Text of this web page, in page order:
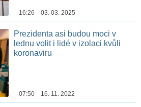
16:26 03. 03. 2025
Prezidenta asi budou moci v
lednu volit i lidé v izolaci kvůli
koronaviru
07:50 16. 11. 2022